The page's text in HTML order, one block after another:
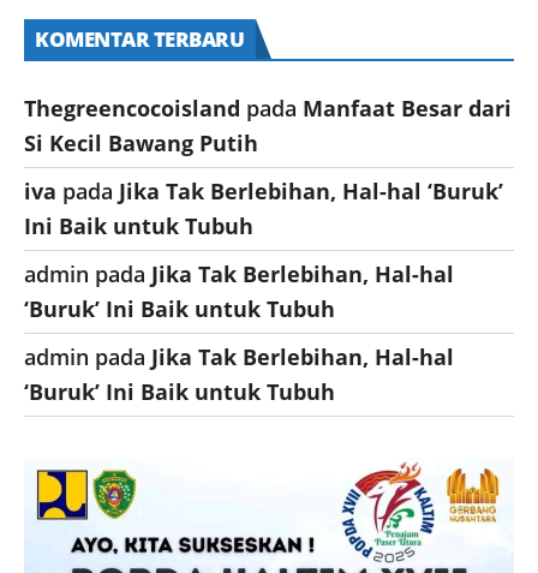
KOMENTAR TERBARU
Thegreencocoisland pada Manfaat Besar dari
Si Kecil Bawang Putih
iva pada Jika Tak Berlebihan, Hal-hal ‘Buruk’
Ini Baik untuk Tubuh
admin pada Jika Tak Berlebihan, Hal-hal
‘Buruk’ Ini Baik untuk Tubuh
admin pada Jika Tak Berlebihan, Hal-hal
‘Buruk’ Ini Baik untuk Tubuh